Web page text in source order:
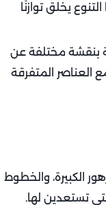
يخلق توازنًا
بنقشة مختلفة عن
العناصر المتفرقة
الزهور الكبيرة، والخطوط
تستعدين لها.